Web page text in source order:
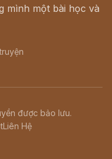
mình một bài học và
được bảo lưu.
Liên Hệ